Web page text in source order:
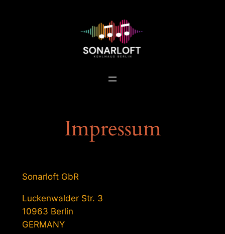
Impressum
Sonarloft GbR
Luckenwalder Str. 3
10963 Berlin
GERMANY